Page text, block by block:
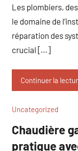
Les plombiers,
le domaine de
réparation des
crucial […]
Continuer la
Uncategorized
Chaudière
pratique